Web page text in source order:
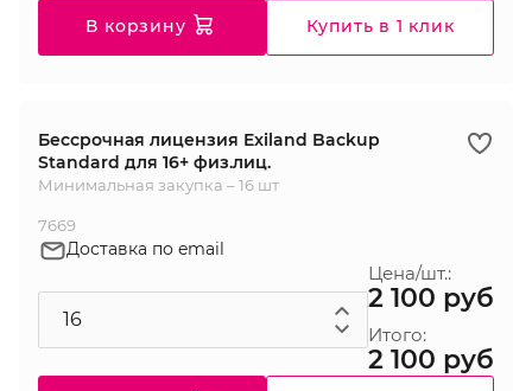
В корзину Купить в 1 клик
Бессрочная лицензия Exiland Backup
Standard для 16+ физ.лиц.
Минимальная закупка – 16 шт
7669
Доставка по email
Цена/шт.:
2 100 руб
Итого:
2 100 руб